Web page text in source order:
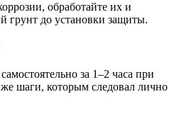
обработайте их и
грунт до установки защиты.
за 1–2 часа при
шаги, которым следовал лично